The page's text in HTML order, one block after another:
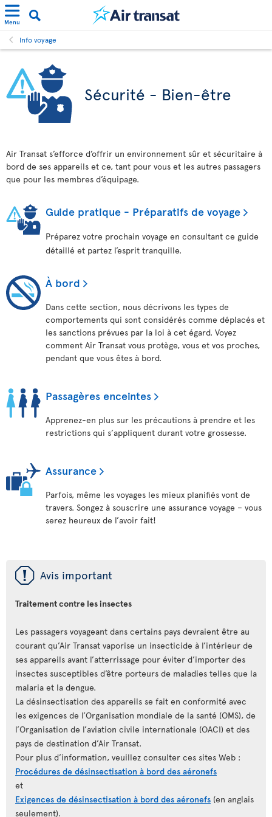
Menu
Info voyage
Sécurité - Bien-être
Air Transat s’efforce d’offrir un environnement sûr et sécuritaire à
bord de ses appareils et ce, tant pour vous et les autres passagers
que pour les membres d’équipage.
Guide pratique - Préparatifs de voyage
Préparez votre prochain voyage en consultant ce guide
détaillé et partez l’esprit tranquille.
À bord
Dans cette section, nous décrivons les types de
comportements qui sont considérés comme déplacés et
les sanctions prévues par la loi à cet égard. Voyez
comment Air Transat vous protège, vous et vos proches,
pendant que vous êtes à bord.
Passagères enceintes
Apprenez-en plus sur les précautions à prendre et les
restrictions qui s’appliquent durant votre grossesse.
Assurance
Parfois, même les voyages les mieux planifiés vont de
travers. Songez à souscrire une assurance voyage – vous
serez heureux de l’avoir fait!
ü Avis important
Traitement contre les insectes
Les passagers voyageant dans certains pays devraient être au
courant qu’Air Transat vaporise un insecticide à l’intérieur de
ses appareils avant l’atterrissage pour éviter d’importer des
insectes susceptibles d’être porteurs de maladies telles que la
malaria et la dengue.
La désinsectisation des appareils se fait en conformité avec
les exigences de l’Organisation mondiale de la santé (OMS), de
l’Organisation de l’aviation civile internationale (OACI) et des
pays de destination d’Air Transat.
Pour plus d’information, veuillez consulter ces sites Web :
Procédures de désinsectisation à bord des aéronefs
et
Exigences de désinsectisation à bord des aéronefs (en anglais
seulement).